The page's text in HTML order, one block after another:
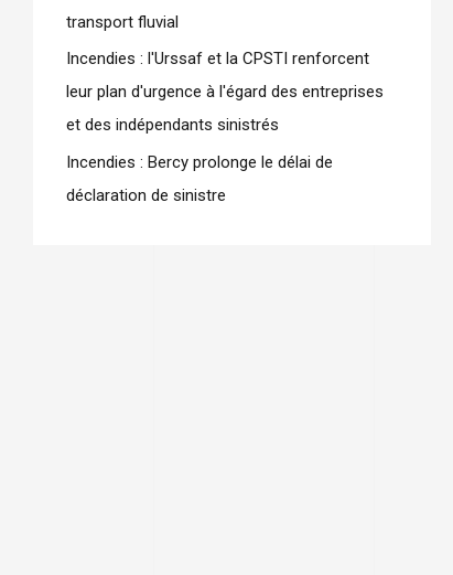
transport fluvial
Incendies : l'Urssaf et la CPSTI renforcent
leur plan d'urgence à l'égard des entreprises
et des indépendants sinistrés
Incendies : Bercy prolonge le délai de
déclaration de sinistre